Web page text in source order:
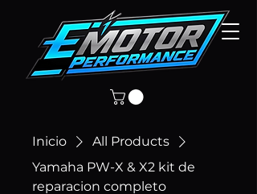
Inicio
All Products
Yamaha PW-X & X2 kit de
reparacion completo